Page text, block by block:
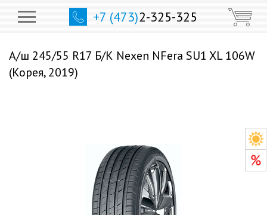
+7 (473)2-325-325
А/ш 245/55 R17 Б/К Nexen NFera SU1 XL 106W
(Корея, 2019)